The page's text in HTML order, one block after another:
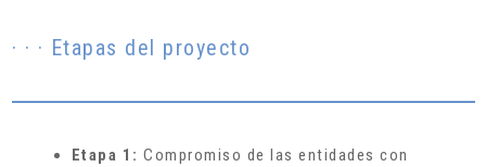
· · · Etapas del proyecto
Etapa 1: Compromiso de las entidades con